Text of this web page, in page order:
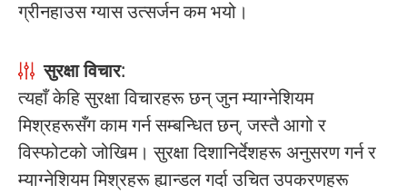
ग्रीनहाउस ग्यास उत्सर्जन कम भयो।
सुरक्षा विचार:
त्यहाँ केहि सुरक्षा विचारहरू छन् जुन म्याग्नेशियम
मिश्रहरूसँग काम गर्न सम्बन्धित छन्, जस्तै आगो र
विस्फोटको जोखिम। सुरक्षा दिशानिर्देशहरू अनुसरण गर्न र
म्याग्नेशियम मिश्रहरू ह्यान्डल गर्दा उचित उपकरणहरू